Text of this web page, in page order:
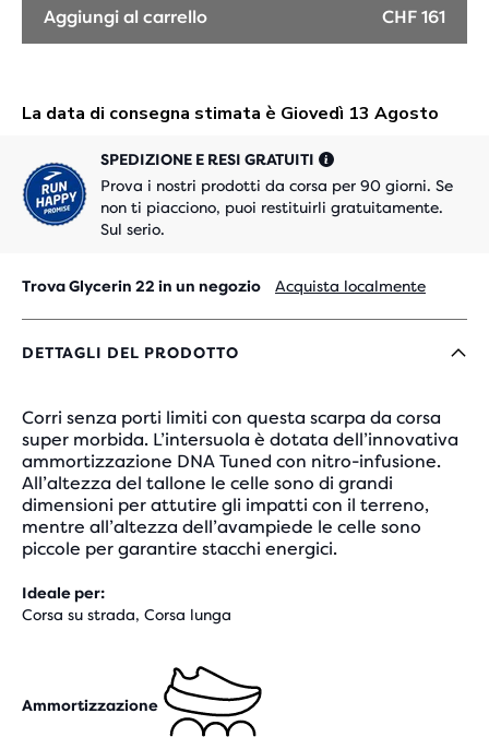
Aggiungi al carrello CHF 161
SPEDIZIONE E RESI GRATUITI
Prova i nostri prodotti da corsa per 90 giorni. Se
non ti piacciono, puoi restituirli gratuitamente.
Sul serio.
Trova Glycerin 22 in un negozio Acquista localmente
DETTAGLI DEL PRODOTTO
Corri senza porti limiti con questa scarpa da corsa
super morbida. L’intersuola è dotata dell’innovativa
ammortizzazione DNA Tuned con nitro-infusione.
All’altezza del tallone le celle sono di grandi
dimensioni per attutire gli impatti con il terreno,
mentre all’altezza dell’avampiede le celle sono
piccole per garantire stacchi energici.
Ideale per:
Corsa su strada, Corsa lunga
Ammortizzazione